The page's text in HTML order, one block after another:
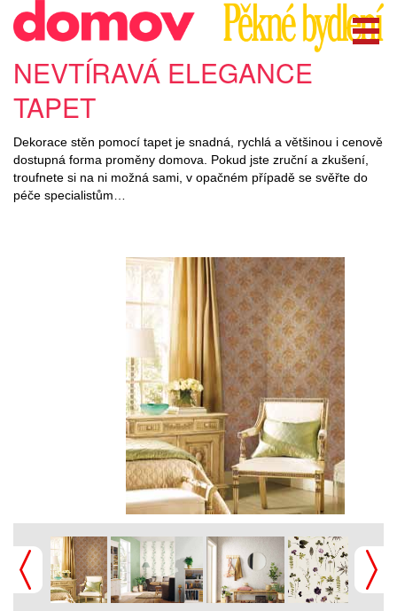
NEVTÍRAVÁ ELEGANCE
TAPET
Dekorace stěn pomocí tapet je snadná, rychlá a většinou i cenově
dostupná forma proměny domova. Pokud jste zruční a zkušení,
troufnete si na ni možná sami, v opačném případě se svěřte do
péče specialistům…